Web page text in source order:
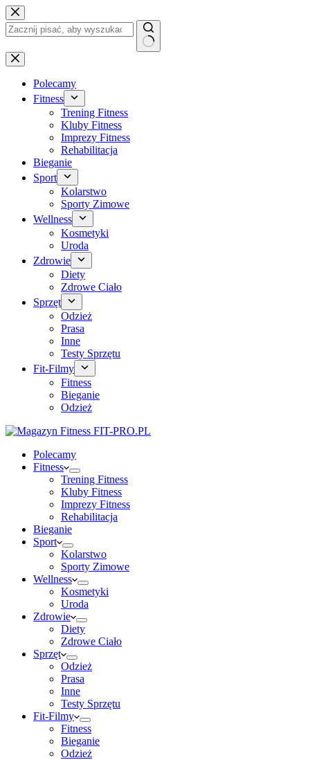
Przejdź
do
treści
Brak
wyników
Polecamy
Fitness
Trening Fitness
Kluby Fitness
Imprezy Fitness
Rehabilitacja
Bieganie
Sport
Kolarstwo
Sporty Zimowe
Wellness
Kosmetyki
Uroda
Zdrowie
Diety
Zdrowe Ciało
Sprzęt
Odzież
Prasa
Inne
Testy Sprzętu
Fit-Filmy
Fitness
Bieganie
Odzież
Polecamy
Fitness
Trening Fitness
Kluby Fitness
Imprezy Fitness
Rehabilitacja
Bieganie
Sport
Kolarstwo
Sporty Zimowe
Wellness
Kosmetyki
Uroda
Zdrowie
Diety
Zdrowe Ciało
Sprzęt
Odzież
Prasa
Inne
Testy Sprzętu
Fit-Filmy
Fitness
Bieganie
Odzież